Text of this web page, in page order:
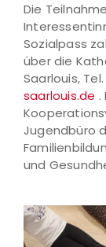
Die
Sozialpass
über die
Saarlouis,
saarlouis.de .
Jugendbüro
und